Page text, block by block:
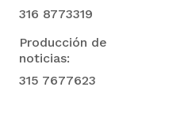
316 8773319
Producción de
noticias:
315 7677623